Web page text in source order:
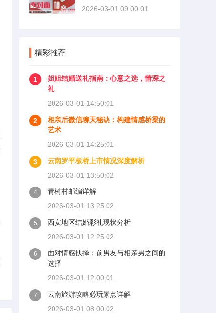
2026-03-01 09:00:01
精彩推荐
1
姐姐结婚送礼指南：心意之选，情深之
礼
2026-03-01 14:50:01
2
相亲后微信聊天秘诀：构建情感桥梁的
艺术
2026-03-01 14:25:01
3
云南罗平板桥上市情况深度解析
2026-03-01 13:50:02
4
青树村邮编详解
2026-03-01 13:25:02
5
西安地区结婚彩礼现状分析
2026-03-01 12:25:02
6
面对情感抉择：前男友与相亲男之间的
选择
2026-03-01 12:00:01
7
云南旅游攻略必玩景点详解
2026-03-01 08:00:02